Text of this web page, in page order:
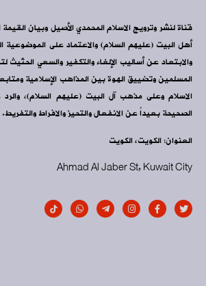
قناة لنشر وترويج الاسلام المحمدي الأصيل وبيان
أهل البيت (عليهم السلام) والاعتماد على الموضوعية
والابتعاد عن أساليب الإلغاء والتكفير والسعي
المسلمين وتضييق الهوة بين المذاهب الإسلامية
الاسلام وعلى مذهب آل البيت (عليهم السلام)، والرد
الصحيحة بعيداً عن الانفعال والتحيز والافراط والتفريط.
العنوان: الكويت، الكويت
Ahmad Al Jaber St, Kuwait City